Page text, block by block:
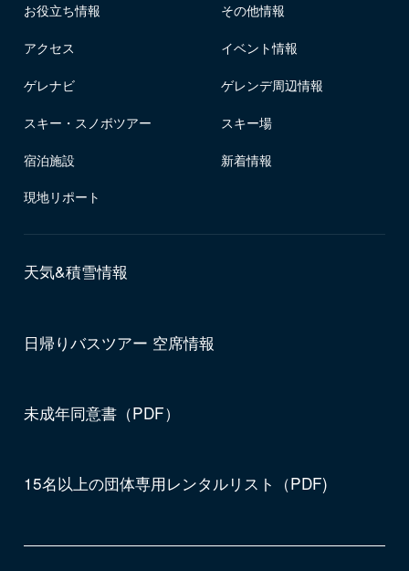
お役立ち情報 その他情報
アクセス イベント情報
ゲレナビ ゲレンデ周辺情報
スキー・スノボツアー スキー場
宿泊施設 新着情報
現地リポート
天気&積雪情報
日帰りバスツアー 空席情報
未成年同意書（PDF）
15名以上の団体専用レンタルリスト（PDF)